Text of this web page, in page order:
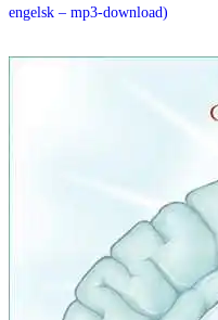
engelsk – mp3-download)